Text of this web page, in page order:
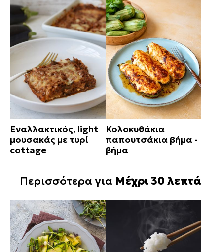
Εναλλακτικός, light
μουσακάς με τυρί
cottage
Κολοκυθάκια
παπουτσάκια βήμα -
βήμα
Περισσότερα για Μέχρι 30 λεπτά